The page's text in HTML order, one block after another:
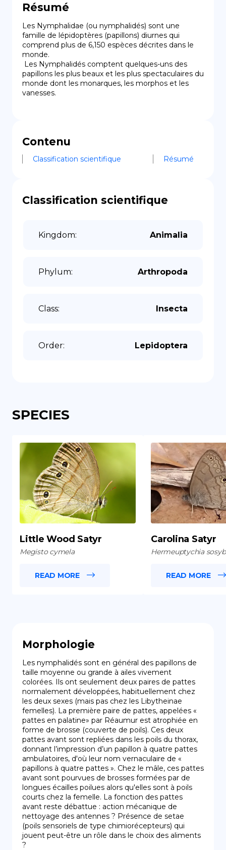
Résumé
Les Nymphalidae (ou nymphalidés) sont une
famille de lépidoptères (papillons) diurnes qui
comprend plus de 6,150 espèces décrites dans le
monde.
papillons les plus beaux et les plus spectaculaires du
monde dont les monarques, les morphos et les
vanesses.
Contenu
Classification scientifique Résumé
Classification scientifique
Kingdom: Animalia
Phylum: Arthropoda
Class: Insecta
Order: Lepidoptera
SPECIES
Little Wood Satyr
Megisto cymela
READ MORE
Carolina Satyr
Hermeuptychia
READ MORE
Morphologie
Les nymphalidés sont en général des papillons de
taille moyenne ou grande à ailes vivement
colorées. Ils ont seulement deux paires de pattes
normalement développées, habituellement chez
les deux sexes (mais pas chez les Libytheinae
femelles). La première paire de pattes, appelées «
pattes en palatine» par Réaumur est atrophiée en
forme de brosse (couverte de poils). Ces deux
pattes avant sont repliées dans les poils du thorax,
donnant l’impression d’un papillon à quatre pattes
ambulatoires, d'où leur nom vernaculaire de «
papillons à quatre pattes ». Chez le mâle, ces pattes
avant sont pourvues de brosses formées par de
longues écailles poilues alors qu'elles sont à poils
courts chez la femelle. La fonction des pattes
avant reste débattue : action mécanique de
nettoyage des antennes ? Présence de setae
(poils sensoriels de type chimiorécepteurs) qui
jouent peut-être un rôle dans le choix des aliments
?